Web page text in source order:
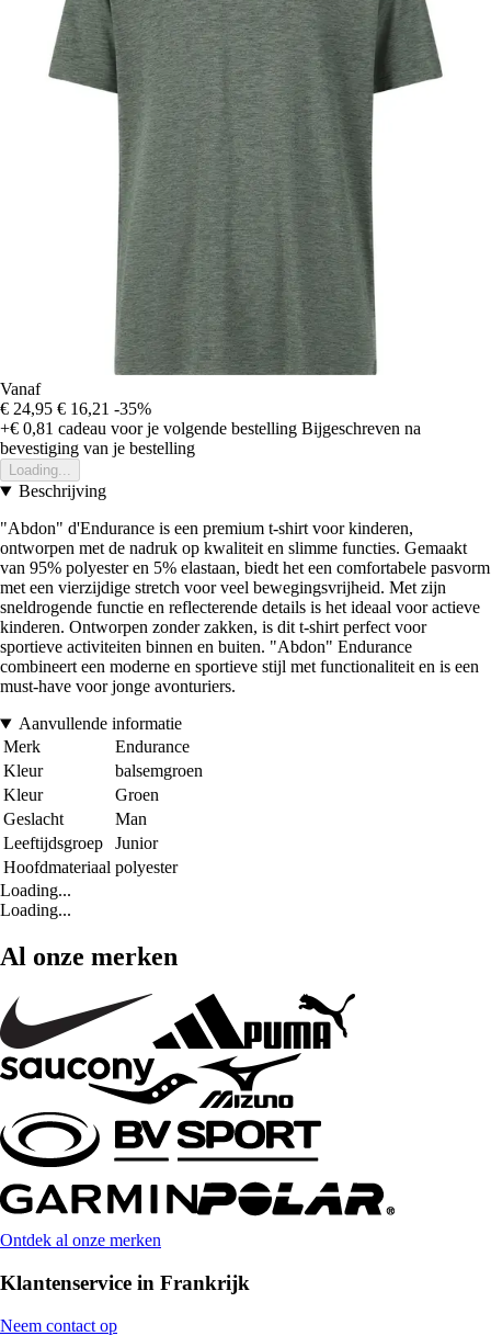
Vanaf
€ 24,95 € 16,21 -35%
+€ 0,81 cadeau voor je volgende bestelling Bijgeschreven na
bevestiging van je bestelling
Loading...
Beschrijving
"Abdon" d'Endurance is een premium t-shirt voor kinderen,
ontworpen met de nadruk op kwaliteit en slimme functies. Gemaakt
van 95% polyester en 5% elastaan, biedt het een comfortabele pasvorm
met een vierzijdige stretch voor veel bewegingsvrijheid. Met zijn
sneldrogende functie en reflecterende details is het ideaal voor actieve
kinderen. Ontworpen zonder zakken, is dit t-shirt perfect voor
sportieve activiteiten binnen en buiten. "Abdon" Endurance
combineert een moderne en sportieve stijl met functionaliteit en is een
must-have voor jonge avonturiers.
Aanvullende informatie
Merk
Endurance
Kleur
balsemgroen
Kleur
Groen
Geslacht
Man
Leeftijdsgroep
Junior
Hoofdmateriaal polyester
Loading...
Loading...
Al onze merken
Ontdek al onze merken
Klantenservice in Frankrijk
Neem contact op